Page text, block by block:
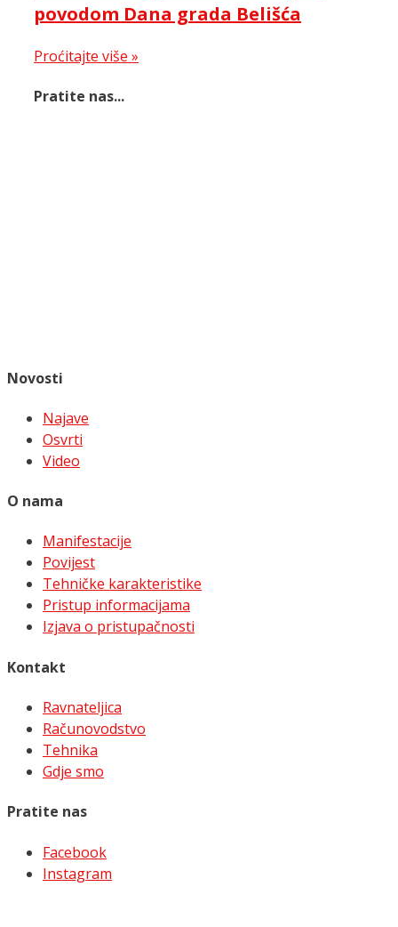
povodom Dana grada Belišća
Proćitajte više »
Pratite nas...
Novosti
Najave
Osvrti
Video
O nama
Manifestacije
Povijest
Tehničke karakteristike
Pristup informacijama
Izjava o pristupačnosti
Kontakt
Ravnateljica
Računovodstvo
Tehnika
Gdje smo
Pratite nas
Facebook
Instagram